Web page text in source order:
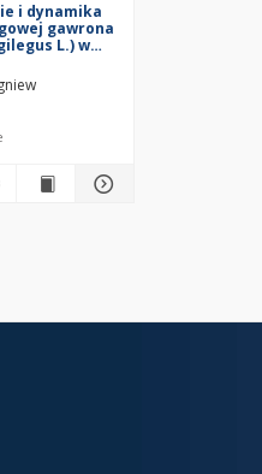
i dynamika
gawrona
L.) w